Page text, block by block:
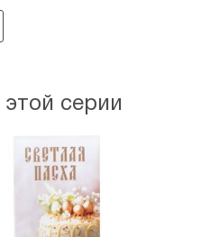
серии